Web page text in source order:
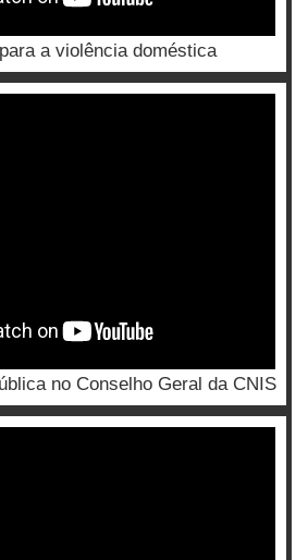
a violência doméstica
no Conselho Geral da CNIS